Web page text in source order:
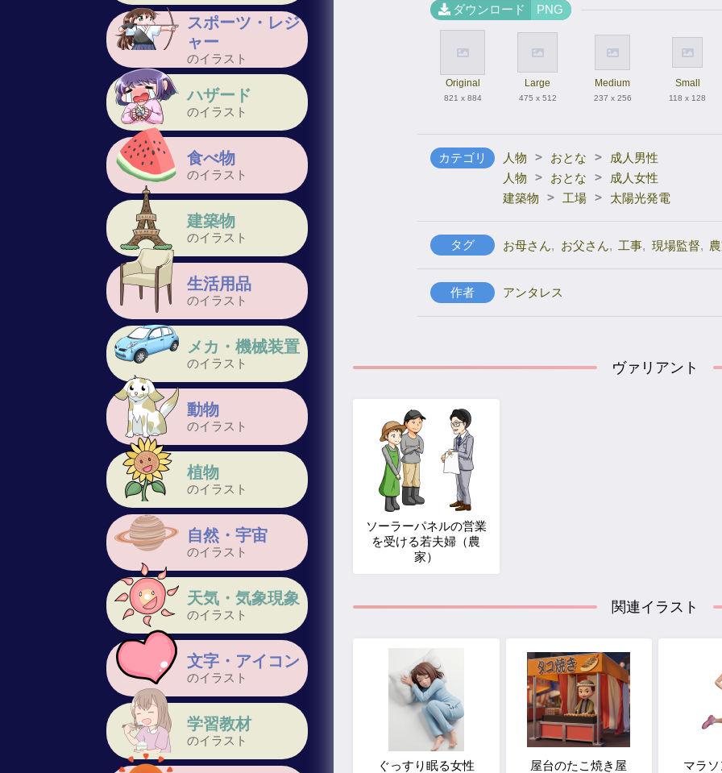
スポーツ・レジ
ャー
のイラスト
ハザード
のイラスト
食べ物
のイラスト
建築物
のイラスト
生活用品
のイラスト
メカ・機械装置
のイラスト
動物
のイラスト
植物
のイラスト
自然・宇宙
のイラスト
天気・気象現象
のイラスト
文字・アイコン
のイラスト
学習教材
のイラスト
ダウンロード PNG
Original
821 x 884
Large
475 x 512
Medium
237 x 256
Small
118 x 128
カテゴリ 人物 > おとな >
成人男性
人物
> おとな >
成人女性
建築物
> 工場 > 太陽光発電
タグ お母さん, お父さん, 工事, 現場監督,
作者 アンタレス
ヴァリアント
ソーラーパネルの営業
を受ける若夫婦（農
家）
関連イラスト
ぐっすり眠る女性 屋台のたこ焼き屋 マラ